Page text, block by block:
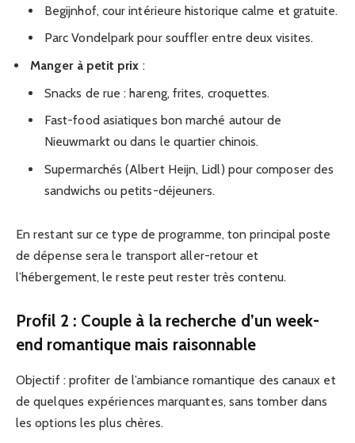
Begijnhof, cour intérieure historique calme et gratuite.
Parc Vondelpark pour souffler entre deux visites.
Manger à petit prix :
Snacks de rue : hareng, frites, croquettes.
Fast-food asiatiques bon marché autour de
Nieuwmarkt ou dans le quartier chinois.
Supermarchés (Albert Heijn, Lidl) pour composer des
sandwichs ou petits-déjeuners.
En restant sur ce type de programme, ton principal poste
de dépense sera le transport aller-retour et
l’hébergement, le reste peut rester très contenu.
Profil 2 : Couple à la recherche d’un week-
end romantique mais raisonnable
Objectif : profiter de l’ambiance romantique des canaux et
de quelques expériences marquantes, sans tomber dans
les options les plus chères.